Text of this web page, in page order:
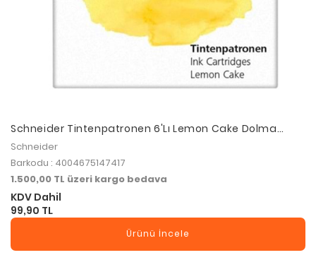
Schneider Tintenpatronen 6'Lı Lemon Cake Dolma
Kalem Kartuşu 166107
Schneider
Barkodu : 4004675147417
1.500,00 TL üzeri kargo bedava
KDV Dahil
99,90 TL
Ürünü İncele